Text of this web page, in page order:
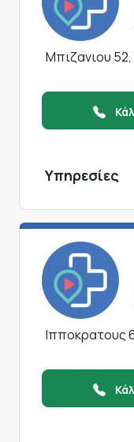
Μπιζανιου
Υπηρεσίες
Ιπποκρατους